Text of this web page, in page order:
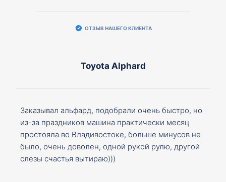
ОТЗЫВ НАШЕГО КЛИЕНТА
Toyota Alphard
Заказывал альфард, подобрали очень быстро, но
из-за праздников машина практически месяц
простояла во Владивостоке, больше минусов не
было, очень доволен, одной рукой рулю, другой
слезы счастья вытираю)))